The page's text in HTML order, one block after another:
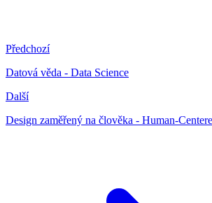
Předchozí
Datová věda - Data Science
Další
Design zaměřený na člověka - Human-